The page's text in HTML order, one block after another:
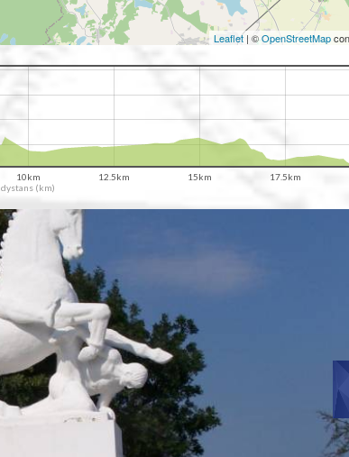
Leaflet | ©OpenStreetMap
dystans (km)
10km 12.5km 15km 17.5km